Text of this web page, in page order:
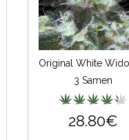
3 Samen
28.80€